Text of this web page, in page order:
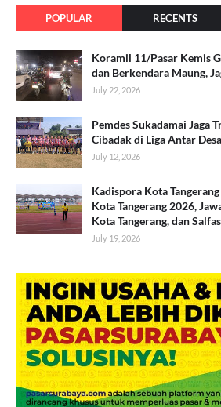
POPULAR RECENTS
Koramil 11/Pasar Kemis
dan Berkendara Maung,
July 22, 2026
Pemdes Sukadamai Jaga
Cibadak di Liga Antar
July 12, 2026
Kadispora Kota
Kota Tangerang 2026,
Kota Tangerang, dan
July 19, 2026